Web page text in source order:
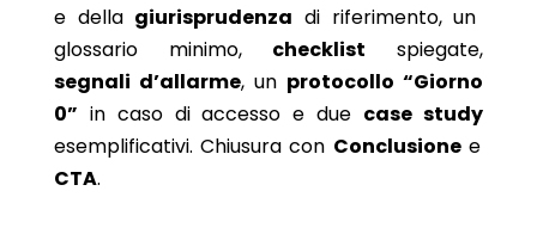
e della giurisprudenza di riferimento, un
glossario minimo, checklist spiegate,
segnali d’allarme, un protocollo “Giorno
0” in caso di accesso e due case study
esemplificativi. Chiusura con Conclusionee
CTA.